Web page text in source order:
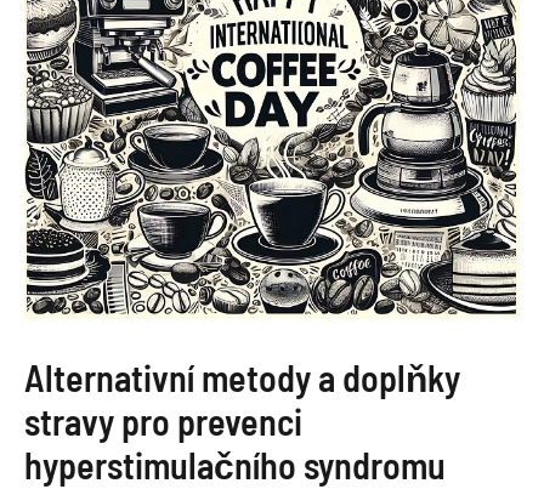
Alternativní metody a doplňky
stravy pro prevenci
hyperstimulačního syndromu